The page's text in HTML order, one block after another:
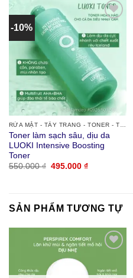
-10%
Toner làm sạch sâu, dịu da
LUOKI Intensive Boosting
Toner
550.000₫ Giá
495.000 ₫Giá
SẢN PHẨM TƯƠNG TỰ